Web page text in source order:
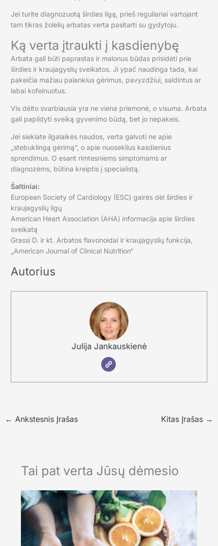
Jei turite diagnozuotą širdies ligą, prieš reguliariai vartojant
tam tikras žolelių arbatas verta pasitarti su gydytoju.
Ką verta įtraukti į kasdienybę
Arbata gali būti paprastas ir malonus būdas prisidėti prie
širdies ir kraujagyslių sveikatos. Ji ypač naudinga tada, kai
pakeičia mažiau palankius gėrimus, pavyzdžiui, saldintus ar
labai kofeinuotus.
Vis dėlto svarbiausia yra ne viena priemonė, o visuma. Arbata
gali papildyti sveiką gyvenimo būdą, bet jo nepakeis.
Jei siekiate ilgalaikės naudos, verta galvoti ne apie
„stebuklingą gėrimą“, o apie nuoseklius kasdienius
sprendimus. O esant rimtesniems simptomams ar
diagnozėms, būtina kreiptis į specialistą.
Šaltiniai:
European Society of Cardiology (ESC) gairės dėl širdies ir
kraujagyslių ligų
American Heart Association (AHA) informacija apie širdies
sveikatą
Grassi D. ir kt. Arbatos flavonoidai ir kraujagyslių funkcija,
„American Journal of Clinical Nutrition“
Autorius
Julija Jankauskienė
← Ankstesnis Įrašas Kitas Įrašas →
Tai pat verta Jūsų dėmesio